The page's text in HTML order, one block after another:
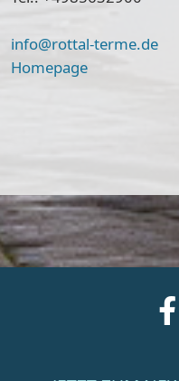
info@rottal-terme.de
Homepage